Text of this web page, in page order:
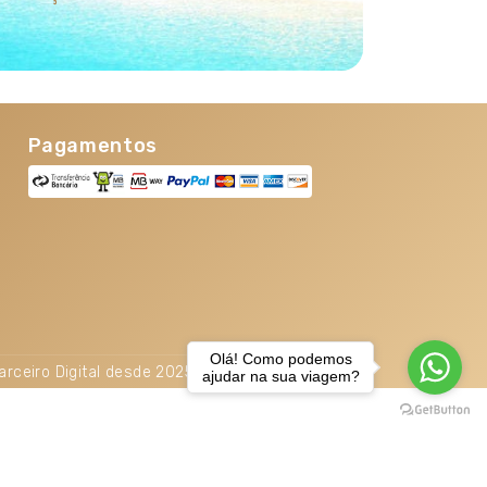
Pagamentos
Digital desde 2025. TOP 5% Melhores PME
Olá! Como podemos
ajudar na sua viagem?